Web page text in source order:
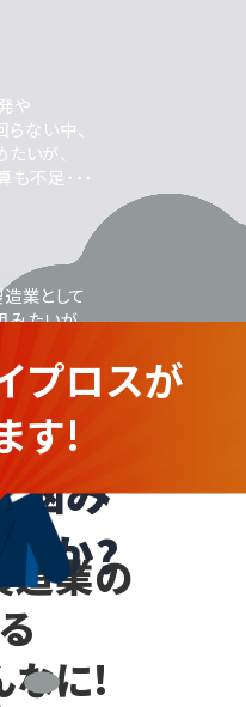
造業の
悩み
か?
や
ない中、
いが、
も不足･･･
業として
たいが、
く不安...
プロスが
す!
造業の
なに!